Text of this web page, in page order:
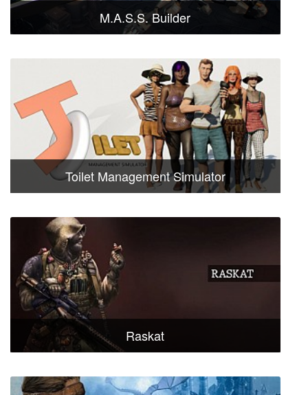
M.A.S.S. Builder
Toilet Management Simulator
Raskat